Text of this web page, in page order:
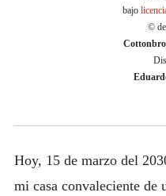
bajo
©
Hoy, 15 de marzo del
mi casa convaleciente de